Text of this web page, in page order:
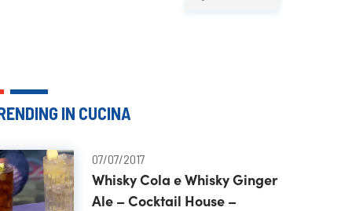
IN CUCINA
07/07/2017
Whisky Cola e Whisky Ginger
Ale – Cocktail House –